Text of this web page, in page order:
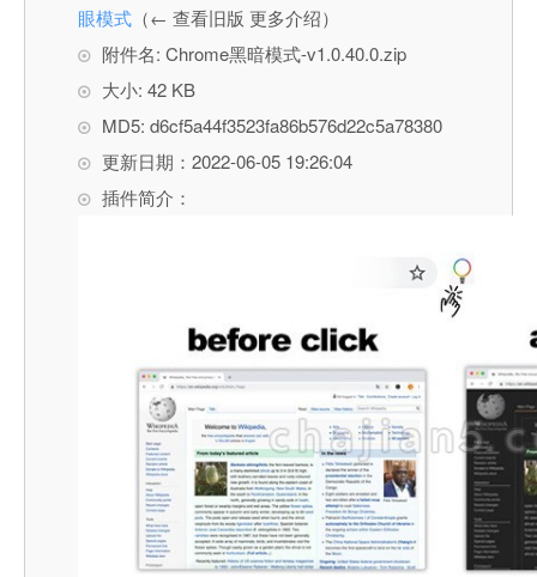
眼模式 （← 查看旧版 更多介绍）
附件名: Chrome黑暗模式-v1.0.40.0.zip
大小: 42 KB
MD5: d6cf5a44f3523fa86b576d22c5a78380
更新日期：2022-06-05 19:26:04
插件简介：